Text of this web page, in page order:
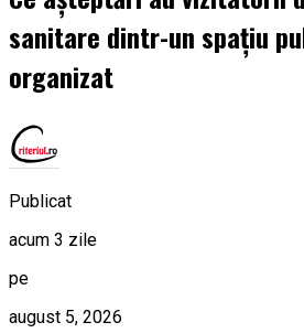
sanitare dintr-un spațiu
organizat
Publicat
acum 3 zile
pe
august 5, 2026